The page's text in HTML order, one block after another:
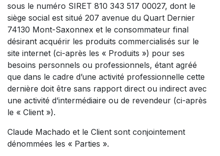
sous le numéro SIRET 810 343 517 00027, dont le
siège social est situé 207 avenue du Quart Dernier
74130 Mont-Saxonnex et le consommateur final
désirant acquérir les produits commercialisés sur le
site internet (ci-après les « Produits ») pour ses
besoins personnels ou professionnels, étant agréé
que dans le cadre d’une activité professionnelle cette
dernière doit être sans rapport direct ou indirect avec
une activité d’intermédiaire ou de revendeur (ci-après
le « Client »).
Claude Machado et le Client sont conjointement
dénommées les « Parties ».